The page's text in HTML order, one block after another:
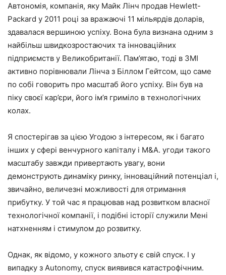
Автономія, компанія, яку Майк Лінч продав Hewlett-
Packard у 2011 році за вражаючі 11 мільярдів доларів,
здавалася вершиною успіху. Вона була визнана одним з
найбільш швидкозростаючих та інноваційних
підприємств у Великобританії. Пам’ятаю, тоді в ЗМІ
активно порівнювали Лінча з Біллом Гейтсом, що саме
по собі говорить про масштаб його успіху. Він був на
піку своєї кар’єри, його ім’я гриміло в технологічних
колах.
Я спостерігав за цією Угодою з інтересом, як і багато
інших у сфері венчурного капіталу і M&A. угоди такого
масштабу завжди привертають увагу, вони
демонструють динаміку ринку, інноваційний потенціал і,
звичайно, величезні можливості для отримання
прибутку. У той час я працював над розвитком власної
технологічної компанії, і подібні історії служили Мені
натхненням і стимулом до розвитку.
Однак, як відомо, у кожного зльоту є свій спуск. І у
випадку з Autonomy, спуск виявився катастрофічним.